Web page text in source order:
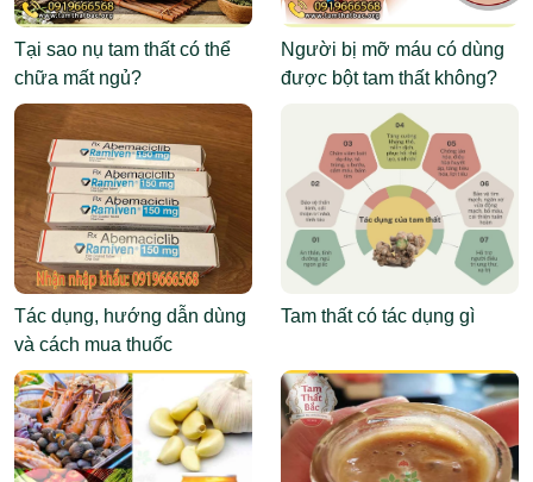
Tại sao nụ tam thất có thể
chữa mất ngủ?
Người bị mỡ máu có dùng
được bột tam thất không?
Tác dụng, hướng dẫn dùng
và cách mua thuốc
Abemaciclib
Tam thất có tác dụng gì